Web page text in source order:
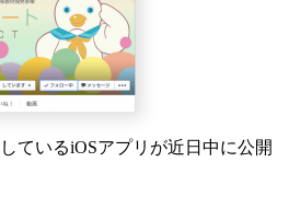
ているiOSアプリが近日中に公開